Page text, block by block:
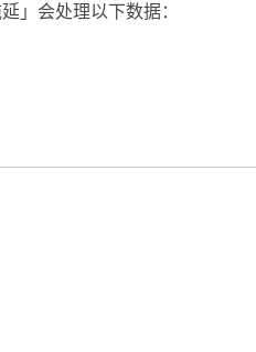
」会处理以下数据：